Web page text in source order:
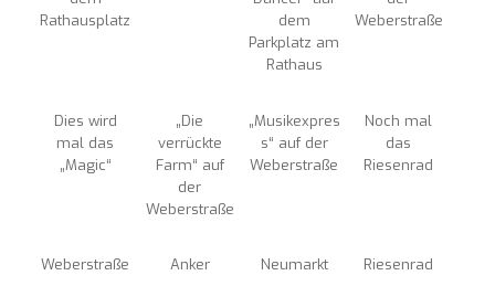
Rathausplatz
dem
Parkplatz am
Rathaus
Weberstraße
Dies wird
mal das
„Magic“
„Die
verrückte
Farm“ auf
der
Weberstraße
„Musikexpres
s“ auf der
Weberstraße
Noch mal
das
Riesenrad
Weberstraße Anker Neumarkt Riesenrad